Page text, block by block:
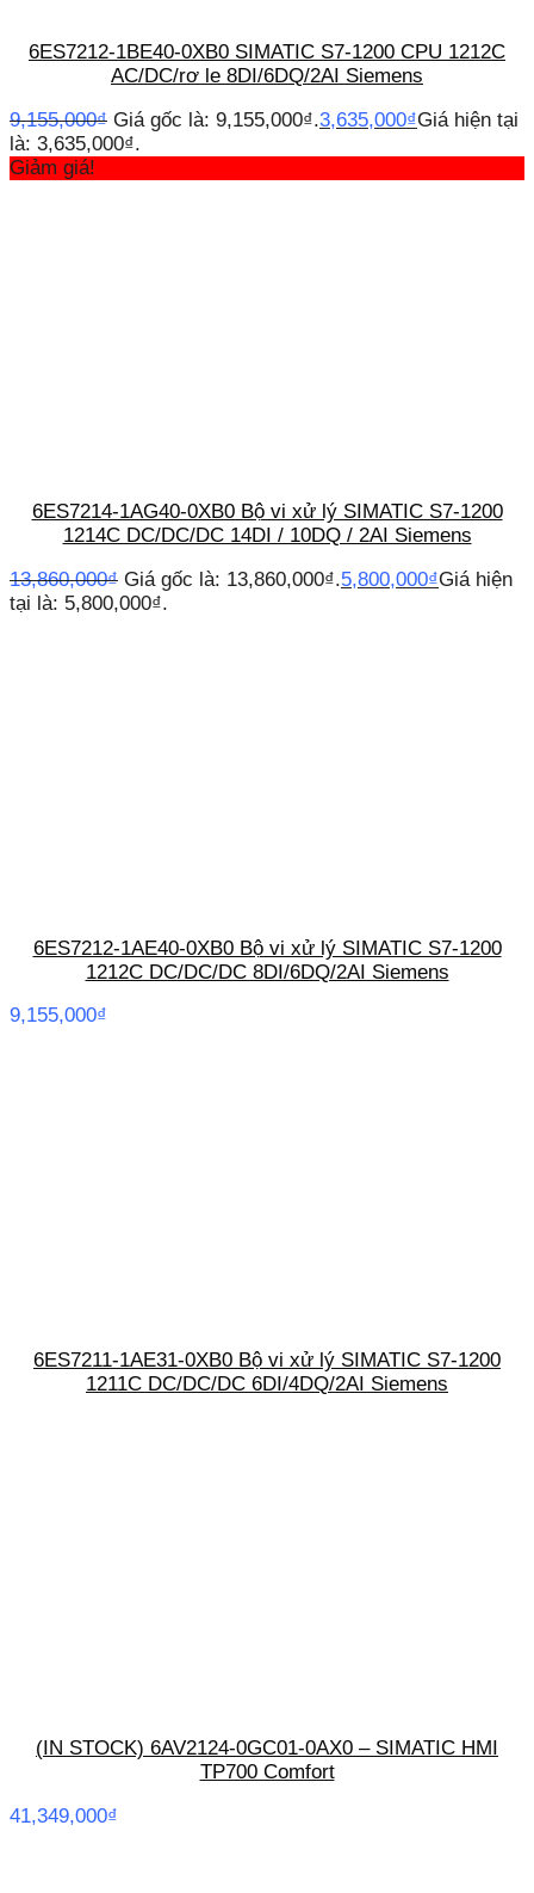
6ES7212-1BE40-0XB0 SIMATIC S7-1200 CPU 1212C
AC/DC/rơ le 8DI/6DQ/2AI Siemens
9,155,000₫ Giá gốc là: 9,155,000₫.3,635,000₫Giá hiện tại
là: 3,635,000₫.
Giảm giá!
6ES7214-1AG40-0XB0 Bộ vi xử lý SIMATIC S7-1200
1214C DC/DC/DC 14DI / 10DQ / 2AI Siemens
13,860,000₫ Giá gốc là: 13,860,000₫.5,800,000₫Giá hiện
tại là: 5,800,000₫.
6ES7212-1AE40-0XB0 Bộ vi xử lý SIMATIC S7-1200
1212C DC/DC/DC 8DI/6DQ/2AI Siemens
9,155,000₫
6ES7211-1AE31-0XB0 Bộ vi xử lý SIMATIC S7-1200
1211C DC/DC/DC 6DI/4DQ/2AI Siemens
(IN STOCK) 6AV2124-0GC01-0AX0 – SIMATIC HMI
TP700 Comfort
41,349,000₫